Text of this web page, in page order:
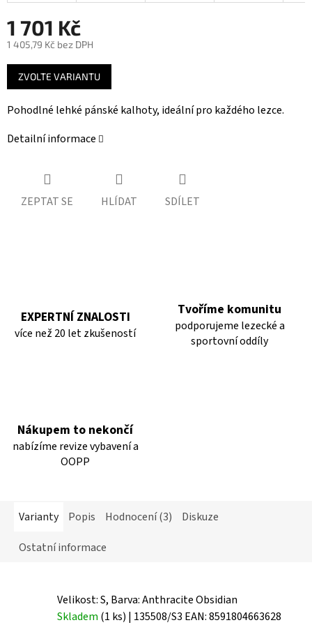
1 701 Kč
1 405,79 Kč bez DPH
Měrná
cena:
ZVOLTE VARIANTU
Pohodlné lehké pánské kalhoty, ideální pro každého lezce.
Detailní informace
ZEPTAT SE HLÍDAT SDÍLET
EXPERTNÍ ZNALOSTI
více než 20 let zkušeností
Tvoříme komunitu
podporujeme lezecké a
sportovní oddíly
Nákupem to nekončí
nabízíme revize vybavení a
OOPP
Varianty Popis Hodnocení (3)
Diskuze
Ostatní informace
Velikost: S, Barva: Anthracite Obsidian
Skladem (1 ks) | 135508/S3 EAN:8591804663628